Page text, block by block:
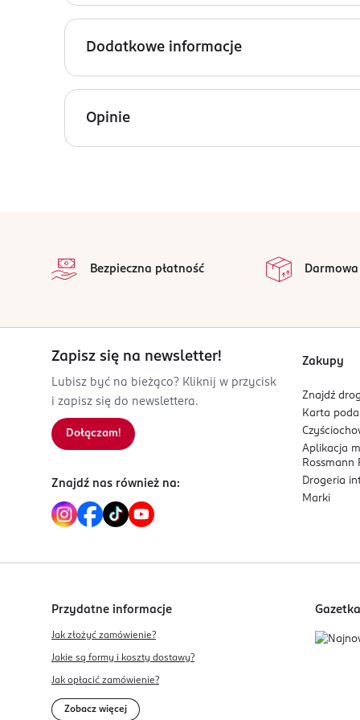
Miękka, pluszowa maskotka Ty Beanie Bellies w
Wysokość zabawki: 15 cm.
Dodatkowe informacje
PRODUCENT/PODMIOT ODPOWIEDZIALNY
Meteor CEE Kft
Pacsirtamező u. 2.
2461 Tárnok
Opinie
Bezpieczna płatność
Zapisz się na newsletter!
Lubisz być na bieżąco? Kliknij w przycisk
i zapisz się do newslettera.
Dołączam!
Znajdź nas również na:
Zakupy
Znajdź
Karta
Aplikacja
Rossmann
Drogeria
Marki
Przydatne informacje
Jak złożyć zamówienie?
Jakie są formy i koszty dostawy?
Jak opłacić zamówienie?
Zobacz więcej
Gazetka